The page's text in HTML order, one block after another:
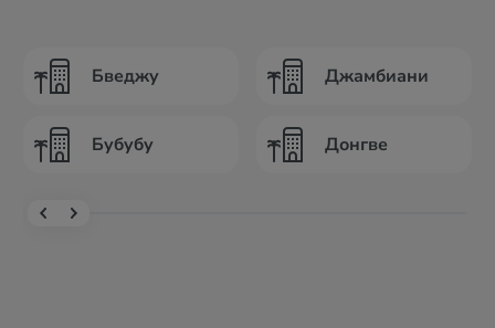
Бведжу
Бубубу
Джамбиани
Донгве